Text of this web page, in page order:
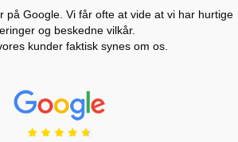
på Google. Vi får ofte at vide at vi har hurtige
og beskedne vilkår.
kunder faktisk synes om os.
Prisjakt Anmeldelser: 4.7 Stjerne